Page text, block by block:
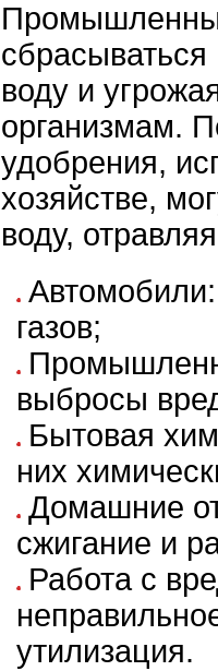
воду и
организмам.
удобрения,
хозяйстве,
воду,
газов;
выбросы
Бытовая
них
Домашние
сжигание и
Работа с
утилизация.